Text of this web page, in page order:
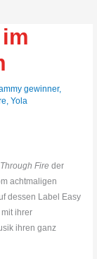
gewinner,
,Yola
Fireder
achtmaligen
dessen Label Easy
ihrer
ihren ganz